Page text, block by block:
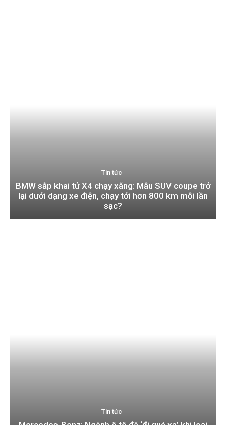
Tin tức
BMW sắp khai tử X4 chạy xăng: Mẫu SUV coupe trở
lại dưới dạng xe điện, chạy tới hơn 800 km mỗi lần
sạc?
Tin tức